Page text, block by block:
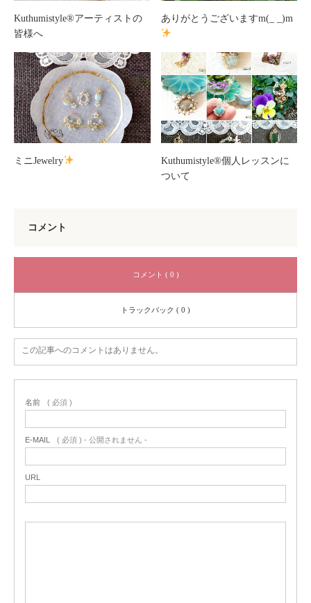
Kuthumistyle®️アーティストの
皆様へ
ありがとうございますm(_ _)m
ミニJewelry
Kuthumistyle®️個人レッスンに
ついて
コメント
コメント ( 0 )
トラックバック ( 0 )
この記事へのコメントはありません。
名前 ( 必須 )
E-MAIL ( 必須 ) - 公開されません -
URL